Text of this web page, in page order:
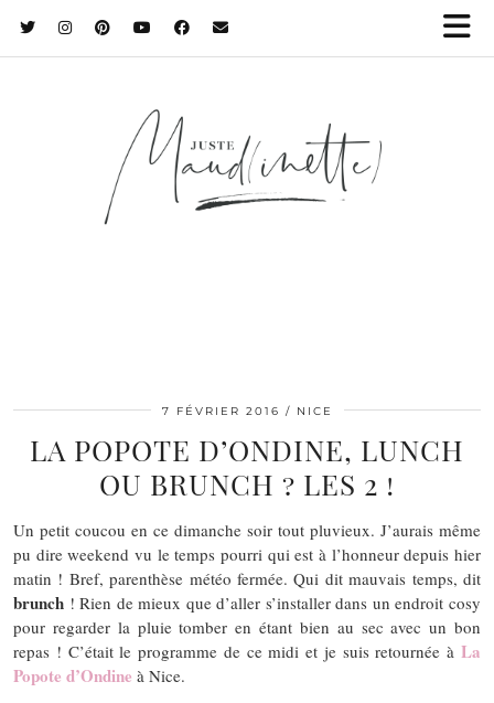
7 FÉVRIER 2016 NICE
LA POPOTE D’ONDINE, LUNCH
OU BRUNCH ? LES 2 !
Un petit coucou en ce dimanche soir tout pluvieux. J’aurais même
pu dire weekend vu le temps pourri qui est à l’honneur depuis hier
matin ! Bref, parenthèse météo fermée. Qui dit mauvais temps, dit
brunch ! Rien de mieux que d’aller s’installer dans un endroit cosy
pour regarder la pluie tomber en étant bien au sec avec un bon
repas ! C’était le programme de ce midi et je suis retournée à La
Popote d’Ondine à Nice.